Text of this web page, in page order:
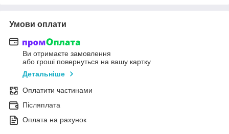
Умови оплати
Ви отримаєте замовлення
або гроші повернуться на вашу картку
Детальніше
Оплатити частинами
Післяплата
Оплата на рахунок